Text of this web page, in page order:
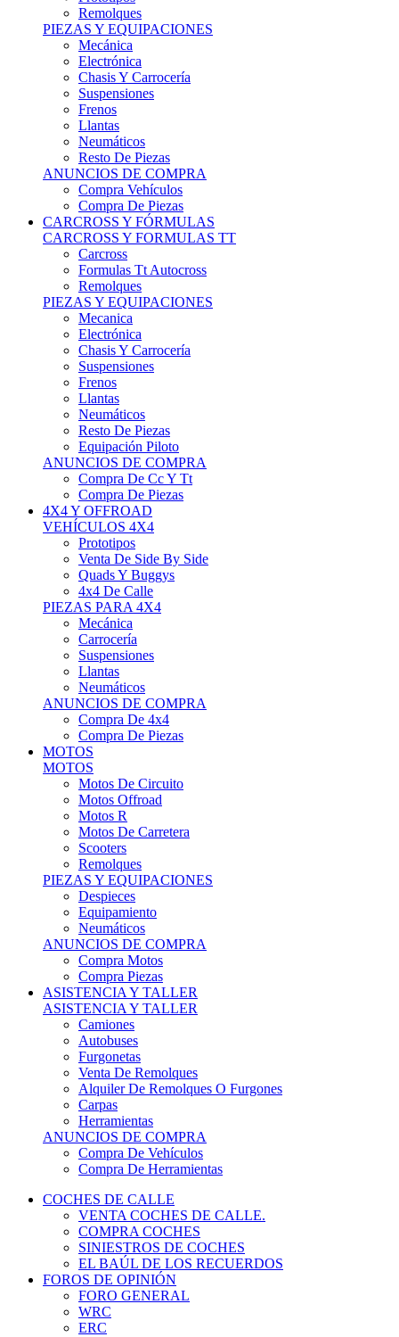
Remolques
PIEZAS Y EQUIPACIONES
Mecánica
Electrónica
Chasis Y Carrocería
Suspensiones
Frenos
Llantas
Neumáticos
Resto De Piezas
ANUNCIOS DE COMPRA
Compra Vehículos
Compra De Piezas
CARCROSS Y FÓRMULAS
CARCROSS Y FORMULAS TT
Carcross
Formulas Tt Autocross
Remolques
PIEZAS Y EQUIPACIONES
Mecanica
Electrónica
Chasis Y Carrocería
Suspensiones
Frenos
Llantas
Neumáticos
Resto De Piezas
Equipación Piloto
ANUNCIOS DE COMPRA
Compra De Cc Y Tt
Compra De Piezas
4X4 Y OFFROAD
VEHÍCULOS 4X4
Prototipos
Venta De Side By Side
Quads Y Buggys
4x4 De Calle
PIEZAS PARA 4X4
Mecánica
Carrocería
Suspensiones
Llantas
Neumáticos
ANUNCIOS DE COMPRA
Compra De 4x4
Compra De Piezas
MOTOS
MOTOS
Motos De Circuito
Motos Offroad
Motos R
Motos De Carretera
Scooters
Remolques
PIEZAS Y EQUIPACIONES
Despieces
Equipamiento
Neumáticos
ANUNCIOS DE COMPRA
Compra Motos
Compra Piezas
ASISTENCIA Y TALLER
ASISTENCIA Y TALLER
Camiones
Autobuses
Furgonetas
Venta De Remolques
Alquiler De Remolques O Furgones
Carpas
Herramientas
ANUNCIOS DE COMPRA
Compra De Vehículos
Compra De Herramientas
COCHES DE CALLE
VENTA COCHES DE CALLE.
COMPRA COCHES
SINIESTROS DE COCHES
EL BAÚL DE LOS RECUERDOS
FOROS DE OPINIÓN
FORO GENERAL
WRC
ERC